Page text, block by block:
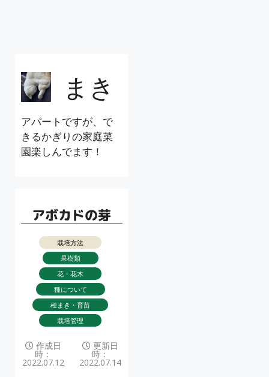
まき
アパートですが、で
きるかぎりの家庭菜
園楽しんでます！
アボカドの芽
栽培方法
果樹類
花・花木
種について
種まき・育苗
栽培管理
作成日
時：
2022.07.12
更新日
時：
2022.07.14